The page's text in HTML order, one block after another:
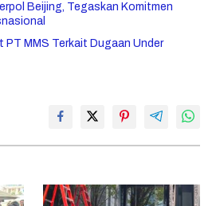
Beijing, Tegaskan Komitmen
PT MMS Terkait Dugaan Under